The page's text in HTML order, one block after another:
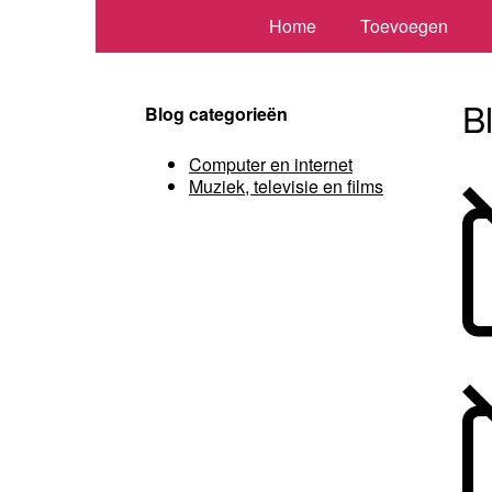
Home Toevoegen
Blog categorieën
Computer en internet
Muziek, televisie en films